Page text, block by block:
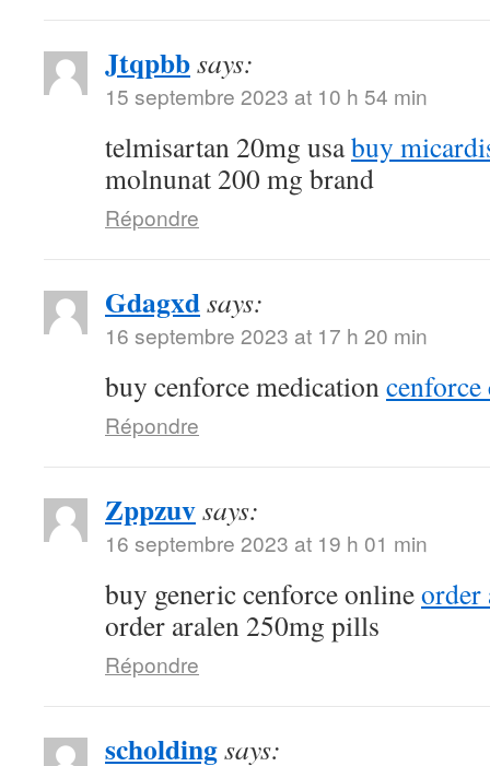
Jtqpbbsays:
15 septembre 2023 at 10 h 54 min
telmisartan 20mg usabuy
molnunat 200 mg brand
Répondre
Gdagxdsays:
16 septembre 2023 at 17 h 20 min
buy cenforce medicationcenforce
Répondre
Zppzuvsays:
16 septembre 2023 at 19 h 01 min
buy generic cenforce onlineorder
order aralen 250mg pills
Répondre
scholdingsays: